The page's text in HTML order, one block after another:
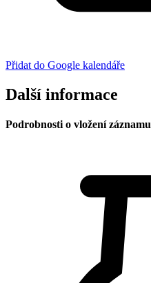
Přidat do Google kalendáře
Další informace
Podrobnosti o vložení záznamu